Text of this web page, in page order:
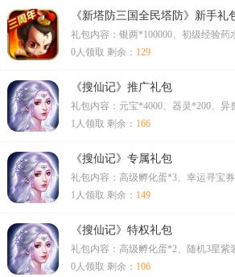
《新塔防三国全民塔防》新手礼
礼包内容：银两*100000、初级经验药
*2000领取方式：点击屏幕上方的
0人领取 剩余： 129
《搜仙记》推广礼包
礼包内容：元宝*4000、器灵*200、异
领取方式：福利——礼卡兑换
1人领取 剩余： 166
《搜仙记》专属礼包
礼包内容：高级孵化蛋*3、幸运寻宝
领取方式：福利——礼卡兑换
1人领取 剩余： 149
《搜仙记》特权礼包
礼包内容：高级孵化蛋*2、随机3星紫
兽经验*100000领取方式：福利—
0人领取 剩余： 106